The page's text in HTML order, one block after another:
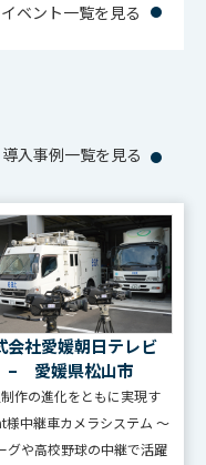
イベント一覧を見る
導入事例一覧を見る
会社愛媛朝日テレビ
愛媛県松山市
作の進化をともに実現す
様中継車カメラシステム ～
グや高校野球の中継で活躍